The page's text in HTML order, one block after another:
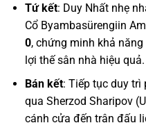
Tứ kết: Duy Nhất nhẹ
Cổ Byambasürengiin
0, chứng minh khả
lợi thế sân nhà hiệu quả.
Bán kết: Tiếp tục duy trì
qua Sherzod Sharipov
cánh cửa đến trận đấu